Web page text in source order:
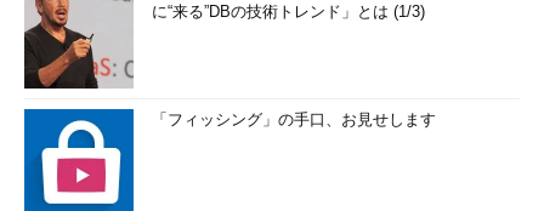
に“来る”DBの技術トレンド」とは (1/3)
「フィッシング」の手口、お見せします